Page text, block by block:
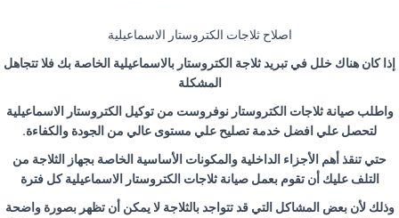
اصلاح ثلاجات الكتروستار الاسماعيلية
إذا كان هناك خلل في تبريد ثلاجة الكتروستار بالاسماعيلية الخاصة بك فلا تتجاهل
المشكلة
واطلب صيانة ثلاجات الكتروستار نوفروست من توكيل الكتروستار الاسماعيلية
لتحصل علي افضل خدمة تصليح علي مستوى عالي من الجودة والكفاءة.
حتي تنقذ أهم الأجزاء الداخلية والمكونات الأساسية الخاصة بجهاز الثلاجة من
التلف عليك أن تقوم بعمل صيانة ثلاجات الكتروستار الاسماعيلية كل فترة
وذلك لأن بعض المشاكل التي قد تتواجد بالثلاجة لا يمكن أن تظهر بصورة واضحة